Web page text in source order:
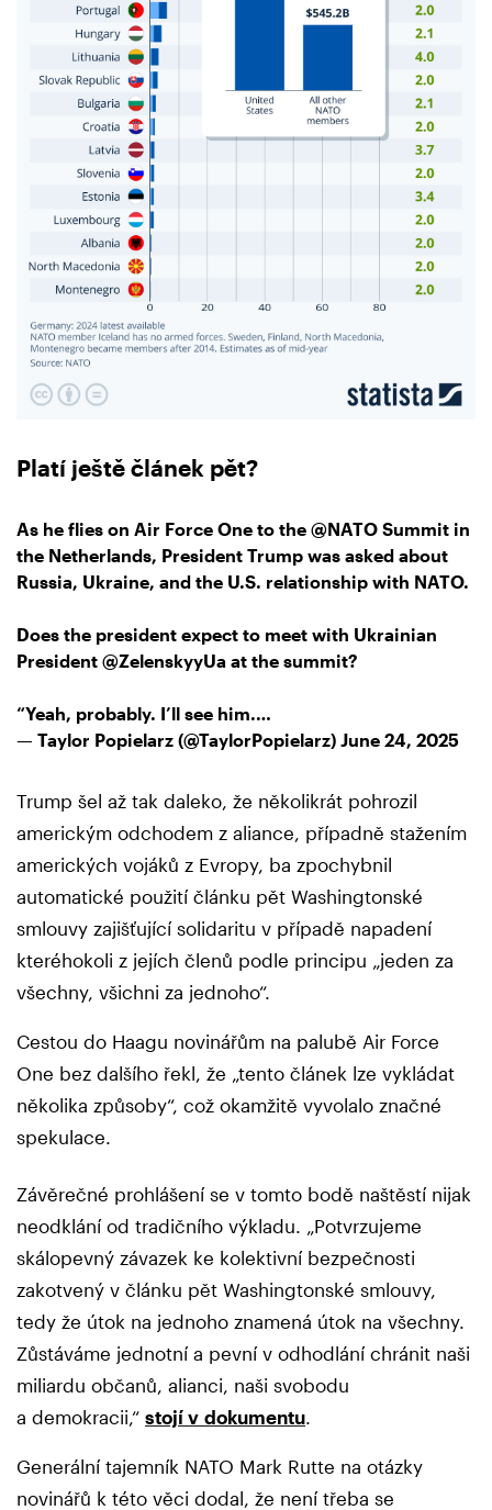
Platí ještě článek pět?
As he flies on Air Force One to the @NATO Summit in
the Netherlands, President Trump was asked about
Russia, Ukraine, and the U.S. relationship with NATO.
Does the president expect to meet with Ukrainian
President @ZelenskyyUa at the summit?
“Yeah, probably. I’ll see him.…
— Taylor Popielarz (@TaylorPopielarz) June 24, 2025
Trump šel až tak daleko, že několikrát pohrozil
americkým odchodem z aliance, případně stažením
amerických vojáků z Evropy, ba zpochybnil
automatické použití článku pět Washingtonské
smlouvy zajišťující solidaritu v případě napadení
kteréhokoli z jejích členů podle principu „jeden za
všechny, všichni za jednoho“.
Cestou do Haagu novinářům na palubě Air Force
One bez dalšího řekl, že „tento článek lze vykládat
několika způsoby“, což okamžitě vyvolalo značné
spekulace.
Závěrečné prohlášení se v tomto bodě naštěstí nijak
neodklání od tradičního výkladu. „Potvrzujeme
skálopevný závazek ke kolektivní bezpečnosti
zakotvený v článku pět Washingtonské smlouvy,
tedy že útok na jednoho znamená útok na všechny.
Zůstáváme jednotní a pevní v odhodlání chránit naši
miliardu občanů, alianci, naši svobodu
a demokracii,“ stojí v dokumentu
Generální tajemník NATO Mark Rutte na otázky
novinářů k této věci dodal, že není třeba se